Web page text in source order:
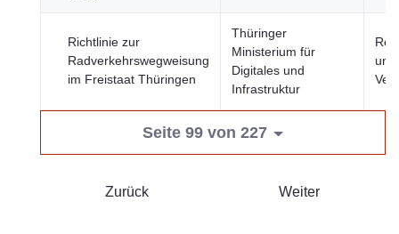
Richtlinie zur
Radverkehrswegweisung
im Freistaat Thüringen
Thüringer
Ministerium für
Digitales und
Infrastruktur
Seite 99 von 227
Zurück Weiter